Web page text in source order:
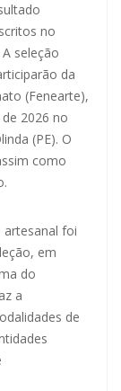
no
seleção
da
(Fenearte),
2026 no
(PE). O
como
artesanal foi
em
do
a
de